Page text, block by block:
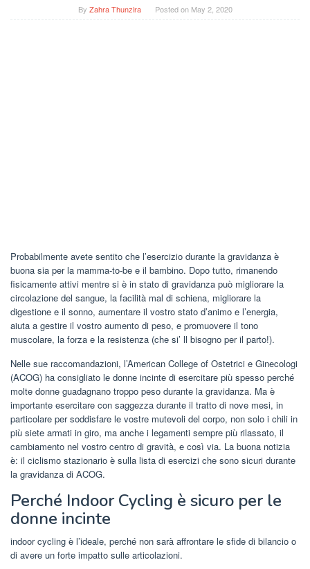
By Zahra Thunzira Posted on May 2, 2020
Probabilmente avete sentito che l’esercizio durante la gravidanza è
buona sia per la mamma-to-be e il bambino. Dopo tutto, rimanendo
fisicamente attivi mentre si è in stato di gravidanza può migliorare la
circolazione del sangue, la facilità mal di schiena, migliorare la
digestione e il sonno, aumentare il vostro stato d’animo e l’energia,
aiuta a gestire il vostro aumento di peso, e promuovere il tono
muscolare, la forza e la resistenza (che si’ ll bisogno per il parto!).
Nelle sue raccomandazioni, l’American College of Ostetrici e Ginecologi
(ACOG) ha consigliato le donne incinte di esercitare più spesso perché
molte donne guadagnano troppo peso durante la gravidanza. Ma è
importante esercitare con saggezza durante il tratto di nove mesi, in
particolare per soddisfare le vostre mutevoli del corpo, non solo i chili in
più siete armati in giro, ma anche i legamenti sempre più rilassato, il
cambiamento nel vostro centro di gravità, e così via. La buona notizia
è: il ciclismo stazionario è sulla lista di esercizi che sono sicuri durante
la gravidanza di ACOG.
Perché Indoor Cycling è sicuro per le
donne incinte
indoor cycling è l’ideale, perché non sarà affrontare le sfide di bilancio o
di avere un forte impatto sulle articolazioni.